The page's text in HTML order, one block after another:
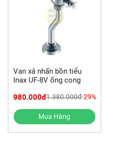
Van xả nhấn bồn tiểu
Inax UF-8V ống cong
980.000đ1.380.000đ-29%
Mua Hàng